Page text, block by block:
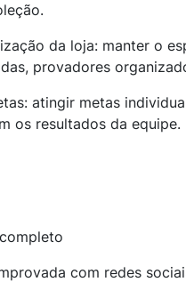
da loja: manter o
provadores
atingir metas
os resultados da equipe.
com redes